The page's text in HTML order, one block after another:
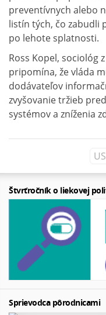
preventívnych alebo
listín tých, čo zabudli
po lehote splatnosti.
Ross Kopel, sociológ
pripomína, že vláda
dodávateľov
zvyšovanie tržieb
systémov a zníženia
Štvrťročník o liekovej
Sprievodca pôrodnicami